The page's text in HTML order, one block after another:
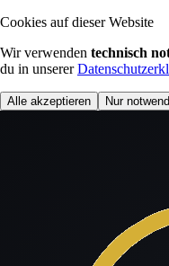
Cookies auf dieser Website
Wir verwenden technisch
du in unserer
Alle akzeptieren Nur